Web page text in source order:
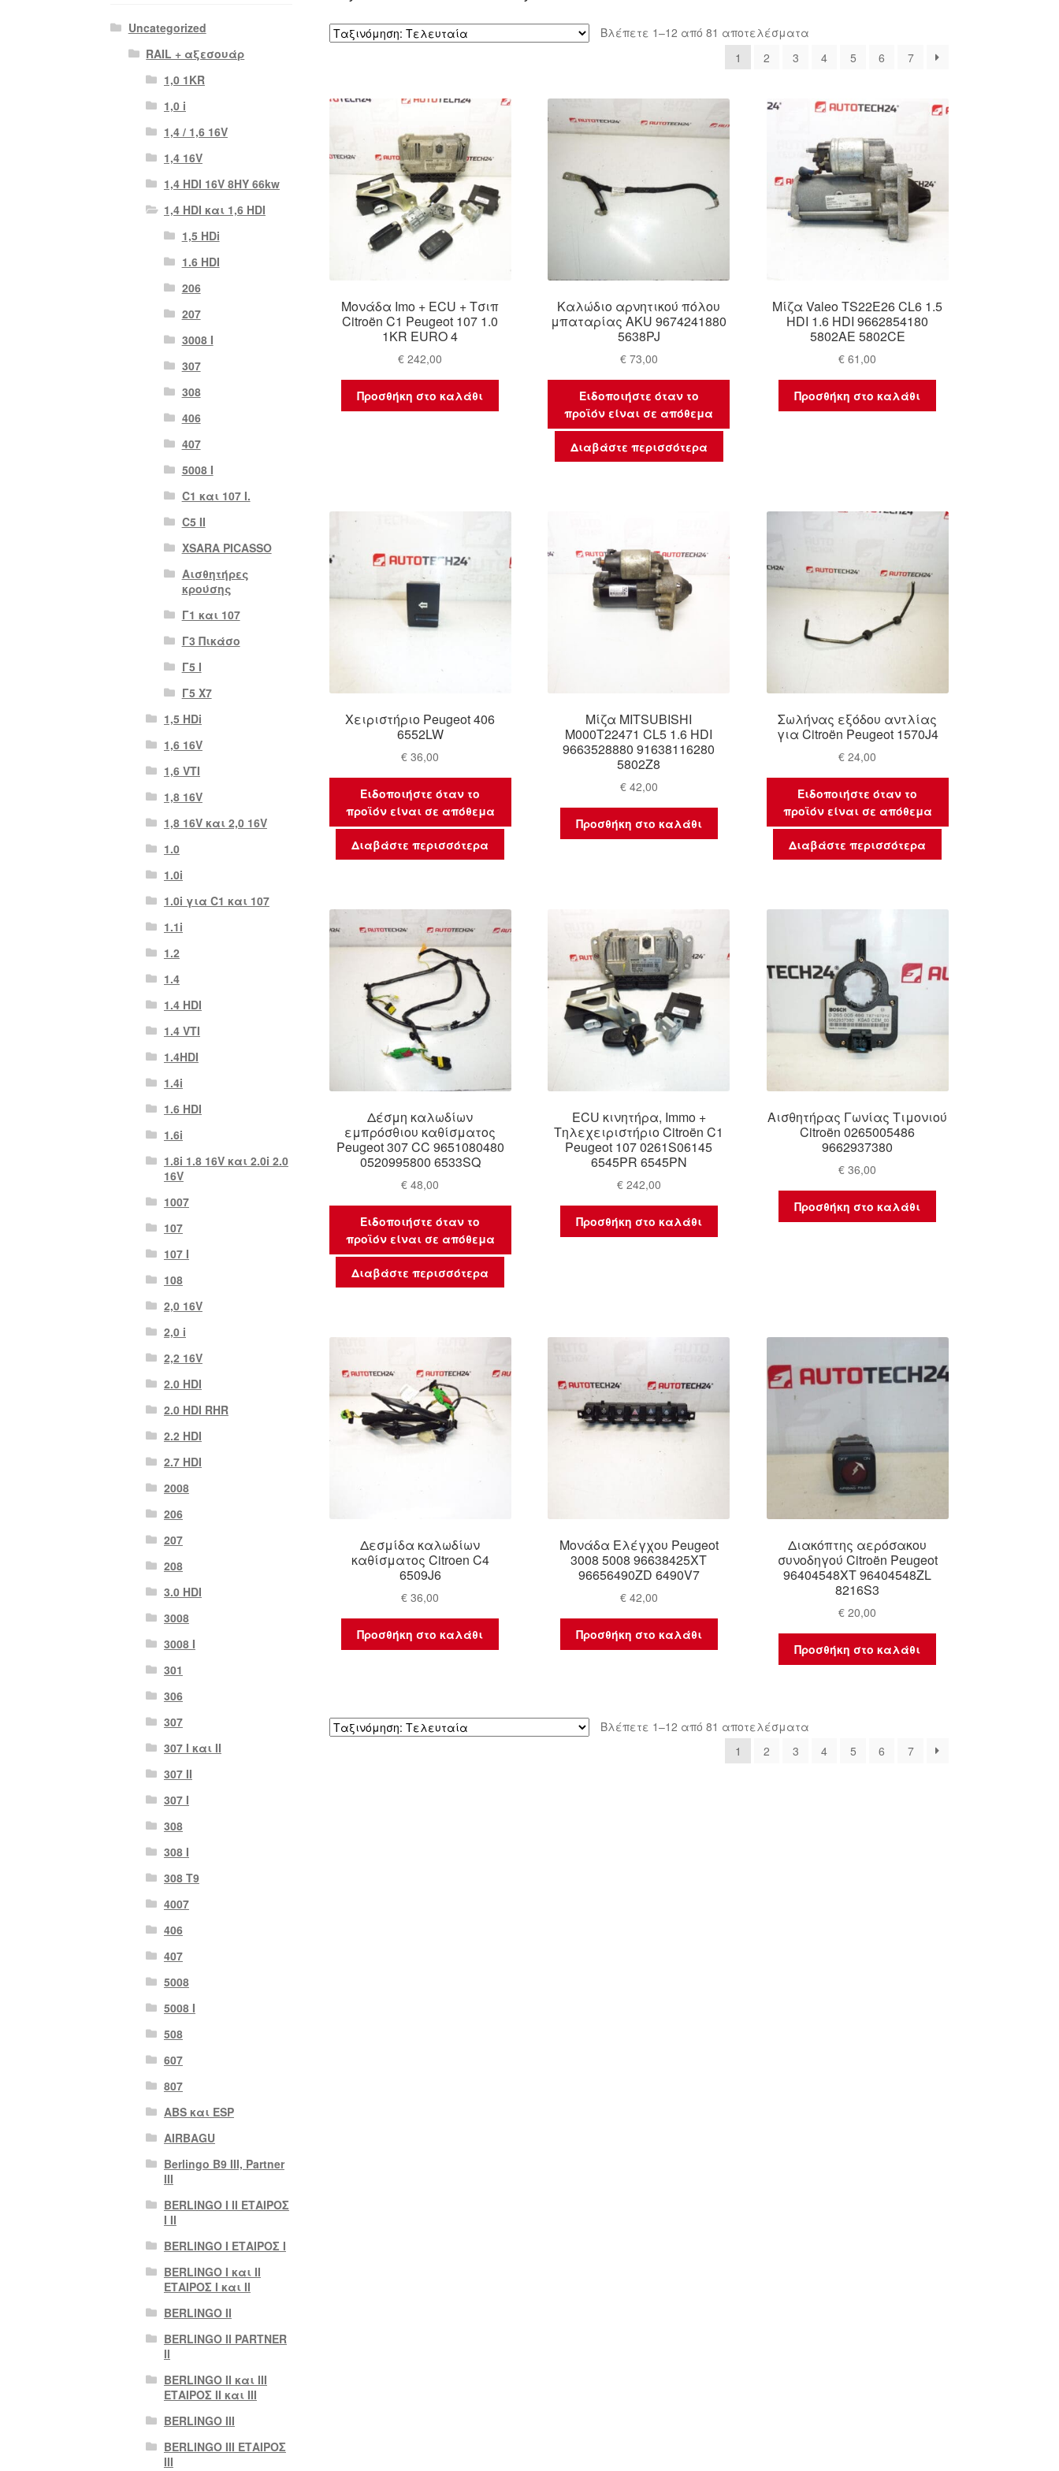
Βλέπετε 1–12 από 81 αποτελέσματαSorted
latest
1 2 3 4 5 6 7
Μονάδα Imo + ECU + Τσιπ
Citroën C1 Peugeot 107 1.0
1KR EURO 4
€ 242,00
Προσθήκη στο καλάθι
Καλώδιο αρνητικού πόλου
μπαταρίας AKU 9674241880
5638PJ
€73,00
Ειδοποιήστε όταν το
προϊόν είναι σε απόθεμα
Διαβάστε περισσότερα
Μίζα Valeo TS22E26 CL6 1.5
HDI 1.6 HDI 9662854180
5802AE 5802CE
€ 61,00
Προσθήκη στο καλάθι
Χειριστήριο Peugeot 406
6552LW
€ 36,00
Ειδοποιήστε όταν το
προϊόν είναι σε απόθεμα
Διαβάστε περισσότερα
Μίζα MITSUBISHI
M000T22471 CL5 1.6 HDI
9663528880 91638116280
5802Z8
€42,00
Προσθήκη στο καλάθι
Σωλήνας εξόδου αντλίας
για Citroën Peugeot 1570J4
€ 24,00
Ειδοποιήστε όταν το
προϊόν είναι σε απόθεμα
Διαβάστε περισσότερα
Δέσμη καλωδίων
εμπρόσθιου καθίσματος
Peugeot 307 CC 9651080480
0520995800 6533SQ
€ 48,00
Ειδοποιήστε όταν το
προϊόν είναι σε απόθεμα
Διαβάστε περισσότερα
ECU κινητήρα, Immo +
Τηλεχειριστήριο Citroën C1
Peugeot 107 0261S06145
6545PR 6545PN
€242,00
Προσθήκη στο καλάθι
Αισθητήρας Γωνίας Τιμονιού
Citroën 0265005486
9662937380
€ 36,00
Προσθήκη στο καλάθι
Δεσμίδα καλωδίων
καθίσματος Citroen C4
6509J6
€ 36,00
Προσθήκη στο καλάθι
Μονάδα Ελέγχου Peugeot
3008 5008 96638425XT
96656490ZD 6490V7
€42,00
Προσθήκη στο καλάθι
Διακόπτης αερόσακου
συνοδηγού Citroën Peugeot
96404548XT 96404548ZL
8216S3
€ 20,00
Προσθήκη στο καλάθι
Βλέπετε 1–12 από 81 αποτελέσματαSorted
latest
1 2 3 4 5 6 7
Uncategorized
RAIL + αξεσουάρ
1,0 1KR
1,0 i
1,4 / 1,6 16V
1,4 16V
1,4 HDI 16V 8HY 66kw
1,4 HDI και 1,6 HDI
1,5 HDi
1.6 HDI
206
207
3008 Ι
307
308
406
407
5008 Ι
C1 και 107 I.
C5 II
XSARA PICASSO
Αισθητήρες
κρούσης
Γ1 και 107
Γ3 Πικάσο
Γ5 Ι
Γ5 Χ7
1,5 HDi
1,6 16V
1,6 VTI
1,8 16V
1,8 16V και 2,0 16V
1.0
1.0i
1.0i για C1 και 107
1.1i
1.2
1.4
1.4 HDI
1.4 VTI
1.4HDI
1.4i
1.6 HDI
1.6i
1.8i 1.8 16V και 2.0i 2.0
16V
1007
107
107 Ι
108
2,0 16V
2,0 i
2,2 16V
2.0 HDI
2.0 HDI RHR
2.2 HDI
2.7 HDI
2008
206
207
208
3.0 HDI
3008
3008 Ι
301
306
307
307 I και II
307 II
307 Ι
308
308 Ι
308 Τ9
4007
406
407
5008
5008 Ι
508
607
807
ABS και ESP
AIRBAGU
Berlingo B9 III, Partner
III
BERLINGO I II ΕΤΑΙΡΟΣ
I II
BERLINGO I ΕΤΑΙΡΟΣ Ι
BERLINGO I και II
ΕΤΑΙΡΟΣ I και II
BERLINGO II
BERLINGO II PARTNER
II
BERLINGO II και III
ΕΤΑΙΡΟΣ II και III
BERLINGO III
BERLINGO III ΕΤΑΙΡΟΣ
III